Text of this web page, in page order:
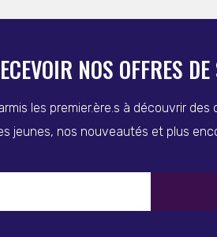
NOS OFFRES
les premier.ère.s à découvrir
jeunes, nos nouveautés et plus